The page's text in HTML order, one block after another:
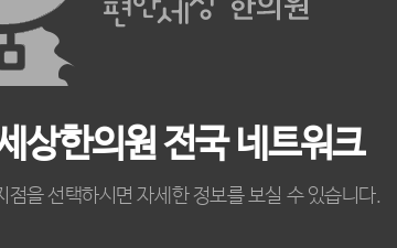
상한의원 전국 네트워크
점을 선택하시면 자세한 정보를 보실 수 있습니다.